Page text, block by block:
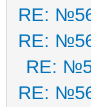
RE:
RE:
RE:
RE: